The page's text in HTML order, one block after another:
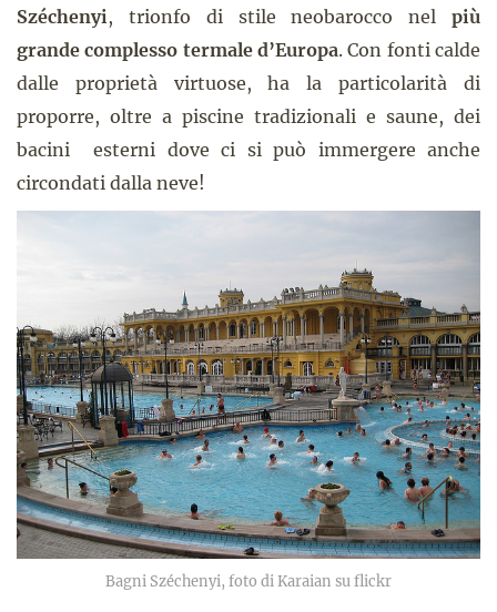
Széchenyi, trionfo di stile neobarocco nel più
grande complesso termale d’Europa. Con fonti calde
dalle proprietà virtuose, ha la particolarità di
proporre, oltre a piscine tradizionali e saune, dei
bacini esterni dove ci si può immergere anche
circondati dalla neve!
Bagni Széchenyi, foto di Karaian su flickr